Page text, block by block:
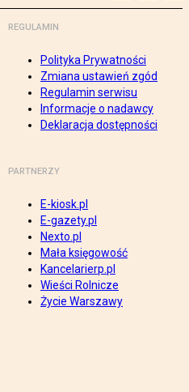
REGULAMIN
Polityka Prywatności
Zmiana ustawień zgód
Regulamin serwisu
Informacje o nadawcy
Deklaracja dostępności
PARTNERZY
E-kiosk.pl
E-gazety.pl
Nexto.pl
Mała księgowość
Kancelarierp.pl
Wieści Rolnicze
Życie Warszawy